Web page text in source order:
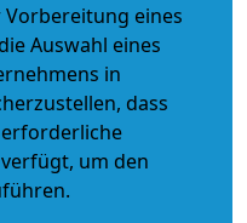
eines
Auswahl eines
in
dass
um den